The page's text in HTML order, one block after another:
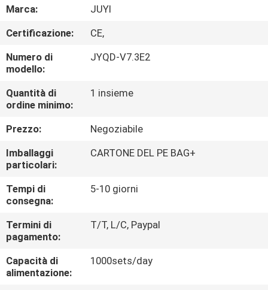
VISITA
ALLA
FABBRICA
CONTROLLO
DELLA
QUALITÀ
CONTATTACI
NOTIZIE
CHIEDI UN
PREVENTIVO
Marca:
JUYI
Certificazione:
CE,
Numero di
modello:
JYQD-V7.3E2
Quantità di
ordine minimo:
1 insieme
Prezzo:
Negoziabile
Imballaggi
particolari:
CARTONE DEL PE BAG+
Tempi di
consegna:
5-10 giorni
Termini di
pagamento:
T/T, L/C, Paypal
Capacità di
alimentazione:
1000sets/day